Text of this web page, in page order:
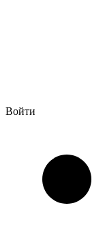
Войти